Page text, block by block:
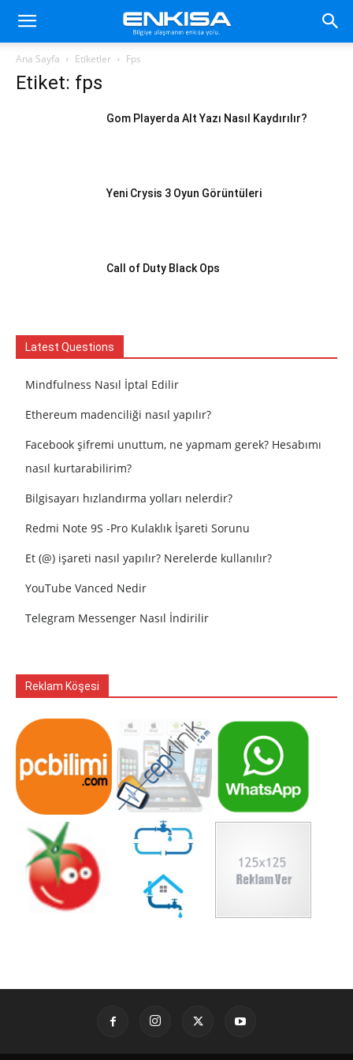
Ana Sayfa Etiketler Fps
Etiket: fps
Gom Playerda Alt Yazı Nasıl Kaydırılır?
Yeni Crysis 3 Oyun Görüntüleri
Call of Duty Black Ops
Latest Questions
Mindfulness Nasıl İptal Edilir
Ethereum madenciliği nasıl yapılır?
Facebook şifremi unuttum, ne yapmam gerek? Hesabımı
nasıl kurtarabilirim?
Bilgisayarı hızlandırma yolları nelerdir?
Redmi Note 9S -Pro Kulaklık İşareti Sorunu
Et (@) işareti nasıl yapılır? Nerelerde kullanılır?
YouTube Vanced Nedir
Telegram Messenger Nasıl İndirilir
Reklam Köşesi